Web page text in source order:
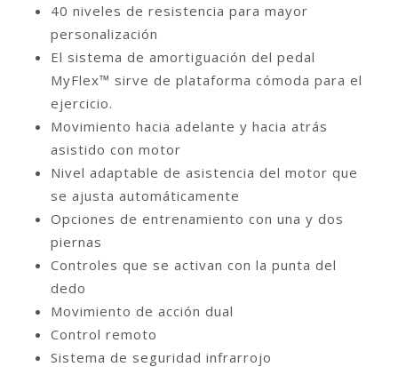
40 niveles de resistencia para mayor
personalización
El sistema de amortiguación del pedal
MyFlex™ sirve de plataforma cómoda para el
ejercicio.
Movimiento hacia adelante y hacia atrás
asistido con motor
Nivel adaptable de asistencia del motor que
se ajusta automáticamente
Opciones de entrenamiento con una y dos
piernas
Controles que se activan con la punta del
dedo
Movimiento de acción dual
Control remoto
Sistema de seguridad infrarrojo